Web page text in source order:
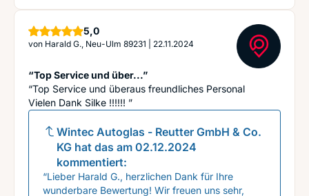
5,0Sterne
von Harald G., Neu-Ulm 89231 22.11.2024
“Top Service und über...”
“Top Service und überaus freundliches Personal
Vielen Dank Silke !!!!!! ”
Wintec Autoglas - Reutter GmbH & Co.
KG hat das am 02.12.2024
kommentiert:
“Lieber Harald G., herzlichen Dank für Ihre
wunderbare Bewertung! Wir freuen uns sehr,